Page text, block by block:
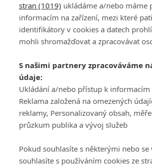
DISKUZE
Šéfredaktorkou webu jePetr Slavík, e-mail
Máte-li zájem o inzerci na našem webu
studio@koncal.com
Ochrana osobních údajů|Zásady používání
Upravit nastavení
stran (1019) ukládáme a/nebo máme
informacím na zařízení, mezi které
identifikátory v cookies a datech
mohli shromažďovat a zpracovávat
S našimi partnery zpracováváme
údaje:
Ukládání a/nebo přístup k informacím
Reklama založená na omezených
reklamy, Personalizovaný obsah,
průzkum publika a vývoj služeb
Pokud souhlasíte s některými nebo se
souhlasíte s používáním cookies ze